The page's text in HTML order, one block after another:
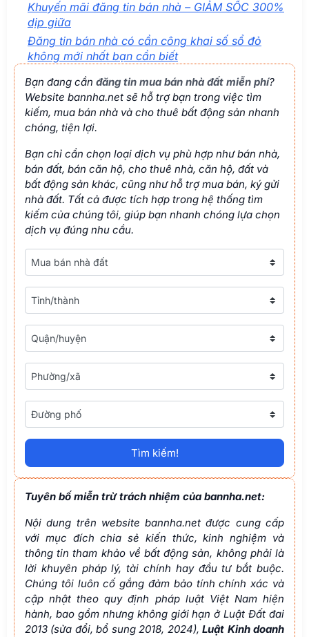
Khuyến mãi đăng tin bán nhà – GIẢM SỐC 300%
dịp giữa
Đăng tin bán nhà có cần công khai số sổ đỏ
không mới nhất bạn cần biết
Bạn đang cần đăng tin mua bán nhà đất miễn phí?
Website bannha.net sẽ hỗ trợ bạn trong việc tìm
kiếm, mua bán nhà và cho thuê bất động sản nhanh
chóng, tiện lợi.
Bạn chỉ cần chọn loại dịch vụ phù hợp như bán nhà,
bán đất, bán căn hộ, cho thuê nhà, căn hộ, đất và
bất động sản khác, cũng như hỗ trợ mua bán, ký gửi
nhà đất. Tất cả được tích hợp trong hệ thống tìm
kiếm của chúng tôi, giúp bạn nhanh chóng lựa chọn
dịch vụ đúng nhu cầu.
Loại nhà đất
Tỉnh/thành
Tỉnh/thành
Phường/xã
Đường phố
Tìm kiếm!
Tuyên bố miễn trừ trách nhiệm của bannha.net:
Nội dung trên website bannha.net được cung cấp
với mục đích chia sẻ kiến thức, kinh nghiệm và
thông tin tham khảo về bất động sản, không phải là
lời khuyên pháp lý, tài chính hay đầu tư bắt buộc.
Chúng tôi luôn cố gắng đảm bảo tính chính xác và
cập nhật theo quy định pháp luật Việt Nam hiện
hành, bao gồm nhưng không giới hạn ở Luật Đất đai
2013 (sửa đổi, bổ sung 2018, 2024),Luật Kinh doanh